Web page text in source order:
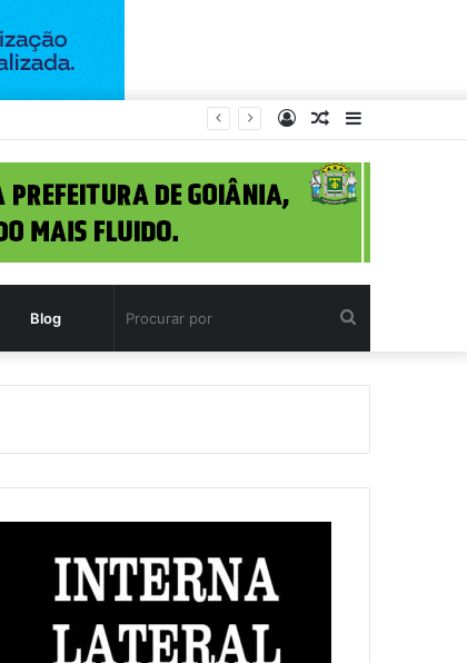
Barra
Lateral
Artigo
aleatório
Entrar
Blog
por